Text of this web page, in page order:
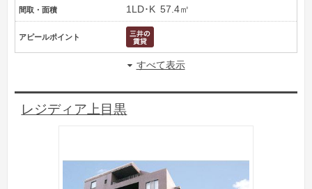
間取・面積 1LD･K 57.4㎡
アピールポイント
すべて表示
レジディア上目黒